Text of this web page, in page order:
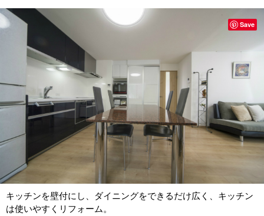
キッチンを壁付にし、ダイニングをできるだけ広く、キッチン
は使いやすくリフォーム。
Save